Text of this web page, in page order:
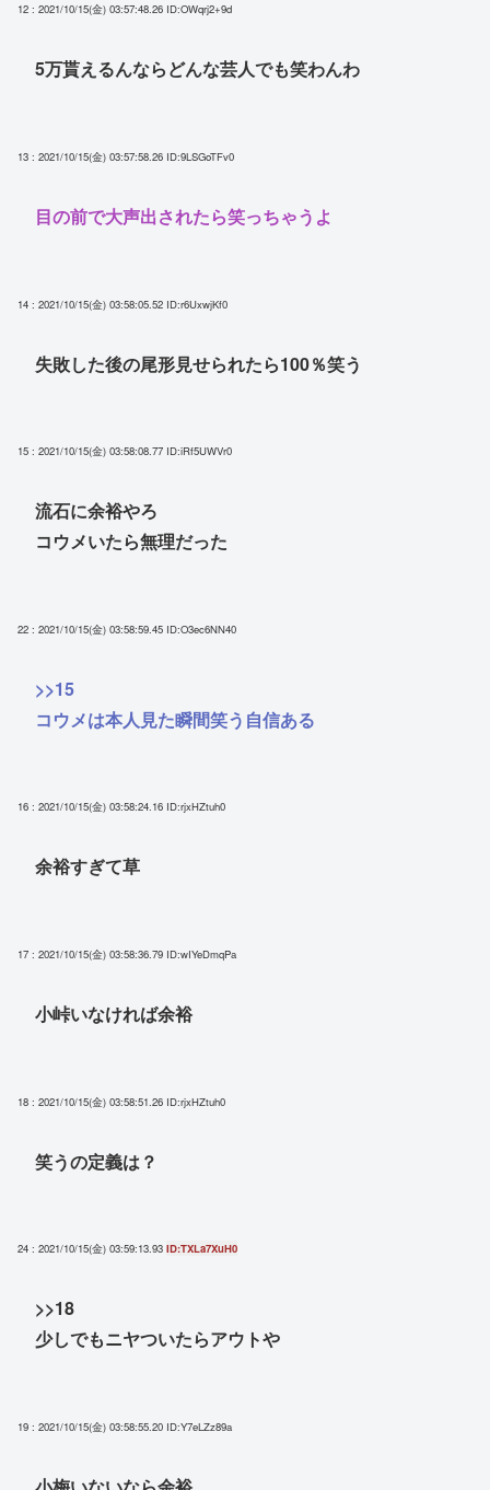
12 : 2021/10/15(金) 03:57:48.26 ID:OWqrj2+9d
5万貰えるんならどんな芸人でも笑わんわ
13 : 2021/10/15(金) 03:57:58.26 ID:9LSGoTFv0
目の前で大声出されたら笑っちゃうよ
14 : 2021/10/15(金) 03:58:05.52 ID:r6UxwjKf0
失敗した後の尾形見せられたら100％笑う
15 : 2021/10/15(金) 03:58:08.77 ID:iRf5UWVr0
流石に余裕やろ
コウメいたら無理だった
22 : 2021/10/15(金) 03:58:59.45 ID:O3ec6NN40
>>15
コウメは本人見た瞬間笑う自信ある
16 : 2021/10/15(金) 03:58:24.16 ID:rjxHZtuh0
余裕すぎて草
17 : 2021/10/15(金) 03:58:36.79 ID:wIYeDmqPa
小峠いなければ余裕
18 : 2021/10/15(金) 03:58:51.26 ID:rjxHZtuh0
笑うの定義は？
24 : 2021/10/15(金) 03:59:13.93 ID:TXLa7XuH0
>>18
少しでもニヤついたらアウトや
19 : 2021/10/15(金) 03:58:55.20 ID:Y7eLZz89a